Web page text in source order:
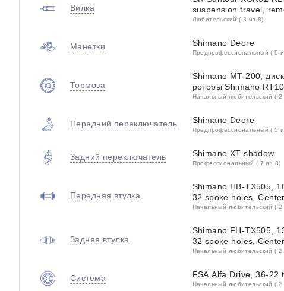
Вилка
suspension travel,
Любительский ( 3 из 8)
Манетки Shimano Deore
Предпрофессиональный ( 5
Тормоза
Shimano MT-200,
роторы Shimano
Начальный любительский ( 2
Передний переключатель Shimano Deore
Предпрофессиональный ( 5
Задний переключатель Shimano XT shadow
Профессиональный ( 7 из 8)
Передняя втулка
Shimano HB-TX505,
32 spoke holes,
Начальный любительский ( 2
Задняя втулка
Shimano FH-TX505,
32 spoke holes,
Начальный любительский ( 2
Система FSA Alfa Drive, 36-22
Начальный любительский ( 2